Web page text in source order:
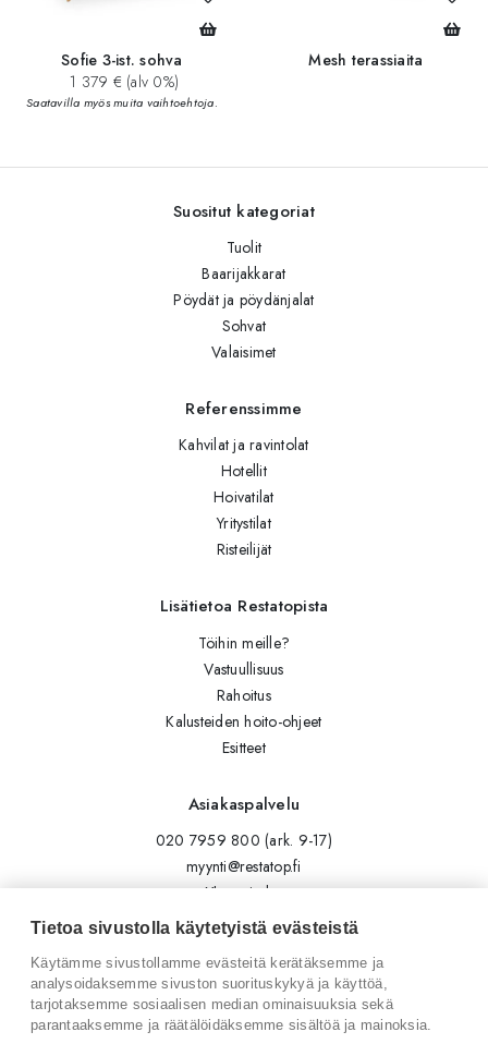
Sofie 3-ist. sohva
1 379 € (alv 0%)
Saatavilla myös muita vaihtoehtoja.
Mesh terassiaita
Suositut kategoriat
Tuolit
Baarijakkarat
Pöydät ja pöydänjalat
Sohvat
Valaisimet
Referenssimme
Kahvilat ja ravintolat
Hotellit
Hoivatilat
Yritystilat
Risteilijät
Lisätietoa Restatopista
Töihin meille?
Vastuullisuus
Rahoitus
Kalusteiden hoito-ohjeet
Esitteet
Asiakaspalvelu
020 7959 800 (ark. 9-17)
myynti@restatop.fi
Yhteystiedot
Lähetä viesti
Seuraa meitä
Tilaa uutiskirje
Tietoa sivustolla käytetyistä evästeistä
Käytämme sivustollamme evästeitä kerätäksemme ja
analysoidaksemme sivuston suorituskykyä ja käyttöä,
tarjotaksemme sosiaalisen median ominaisuuksia sekä
parantaaksemme ja räätälöidäksemme sisältöä ja mainoksia.